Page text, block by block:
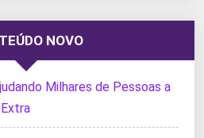
NOVO
Milhares de Pessoas a